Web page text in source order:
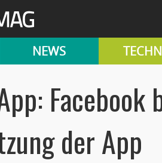
NEWS
Facebook
der App